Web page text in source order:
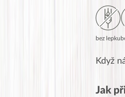
bez lepku
Když
Jak